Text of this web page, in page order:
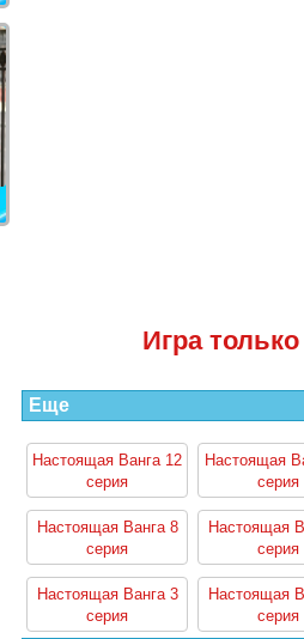
Игра
Еще
Настоящая Ванга 12
серия
Настоящая
серия
Настоящая Ванга 8
серия
Настоящая
серия
Настоящая Ванга 3
серия
Настоящая
серия